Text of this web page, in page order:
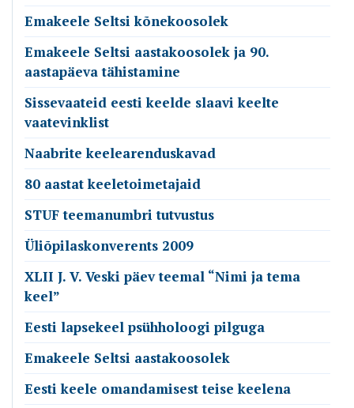
Emakeele Seltsi kõnekoosolek
Emakeele Seltsi aastakoosolek ja 90.
aastapäeva tähistamine
Sissevaateid eesti keelde slaavi keelte
vaatevinklist
Naabrite keelearenduskavad
80 aastat keeletoimetajaid
STUF teemanumbri tutvustus
Üliõpilaskonverents 2009
XLII J. V. Veski päev teemal “Nimi ja tema
keel”
Eesti lapsekeel psühholoogi pilguga
Emakeele Seltsi aastakoosolek
Eesti keele omandamisest teise keelena